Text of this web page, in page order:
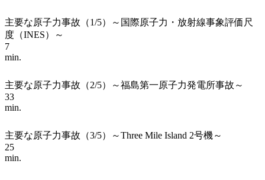
主要な原子力事故（1/5）～国際原子力・放射線事象評価尺
度（INES）～
7
min.
主要な原子力事故（2/5）～福島第一原子力発電所事故～
33
min.
主要な原子力事故（3/5）～Three Mile Island 2号機～
25
min.